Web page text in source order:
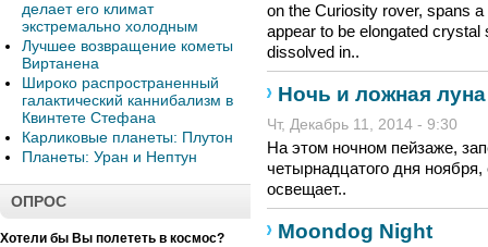
делает его климат
экстремально холодным
Лучшее возвращение кометы
Виртанена
Широко распространенный
галактический каннибализм в
Квинтете Стефана
Карликовые планеты: Плутон
Планеты: Уран и Нептун
ОПРОС
Хотели бы Вы полететь в космос?
on the Curiosity rover, spans
appear to be elongated
dissolved in..
Ночь и ложная луна
Чт, Декабрь 11, 2014 - 9:30
На этом ночном пейзаже,
четырнадцатого дня
освещает..
Moondog Night